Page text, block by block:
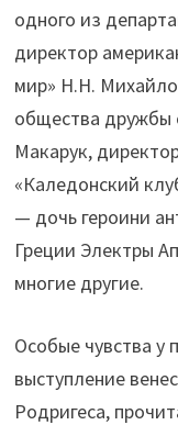
одного из
директор
мир» Н.Н.
общества дружбы
Макарук,
«Каледонский
— дочь героини
Греции Электры
многие
Особые чувства у
выступление
Родригеса,